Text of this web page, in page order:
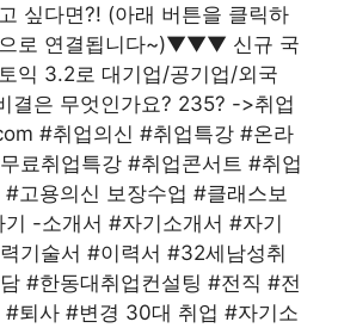
싶다면?! (아래 버튼을 클릭하
으로 연결됩니다~)▼▼▼ 신규 국
익 3.2로 대기업/공기업/외국
결은 무엇인가요? 235? ->취업
#취업의신 #취업특강 #온라
료취업특강 #취업콘서트 #취업
고용의신 보장수업 #클래스보
-소개서 #자기소개서 #자기
기술서 #이력서 #32세남성취
#한동대취업컨설팅 #전직 #전
#퇴사 #변경 30대 취업 #자기소